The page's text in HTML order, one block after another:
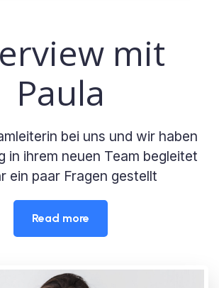
mit
Paula
bei uns und wir haben
in ihrem neuen Team begleitet
ein paar Fragen gestellt
Read more